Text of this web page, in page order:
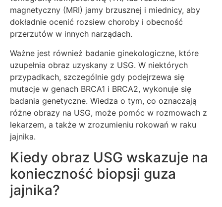
magnetyczny (MRI) jamy brzusznej i miednicy, aby
dokładnie ocenić rozsiew choroby i obecność
przerzutów w innych narządach.
Ważne jest również badanie ginekologiczne, które
uzupełnia obraz uzyskany z USG. W niektórych
przypadkach, szczególnie gdy podejrzewa się
mutacje w genach BRCA1 i BRCA2, wykonuje się
badania genetyczne. Wiedza o tym, co oznaczają
różne obrazy na USG, może pomóc w rozmowach z
lekarzem, a także w zrozumieniu rokowań w raku
jajnika.
Kiedy obraz USG wskazuje na
konieczność biopsji guza
jajnika?